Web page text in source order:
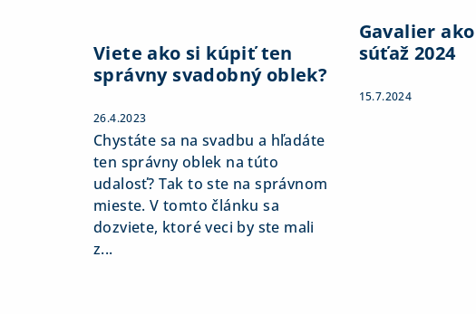
Viete ako si kúpiť ten
správny svadobný oblek?
26.4.2023
Chystáte sa na svadbu a hľadáte
ten správny oblek na túto
udalosť? Tak to ste na správnom
mieste. V tomto článku sa
dozviete, ktoré veci by ste mali
z...
Gavalier
súťaž 2024
15.7.2024